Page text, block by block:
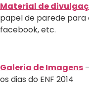
Material de
papel de parede
facebook, etc.
Galeria de Imagens
os dias do ENF 2014